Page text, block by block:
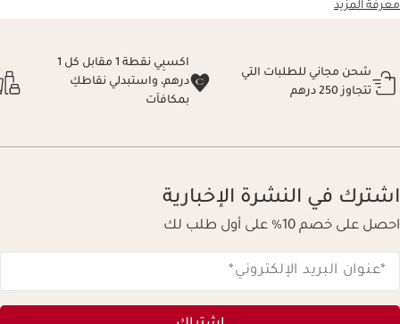
معرفة المزيد
شحن مجاني للطلبات التي
تتجاوز 250 درهم
اكسبِي نقطة 1 مقابل كل 1
درهم، واستبدلي نقاطكِ
بمكافآت
اشترك في النشرة الإخبارية
احصل على خصم 10% على أول طلب لك
*عنوان البريد الإلكتروني*